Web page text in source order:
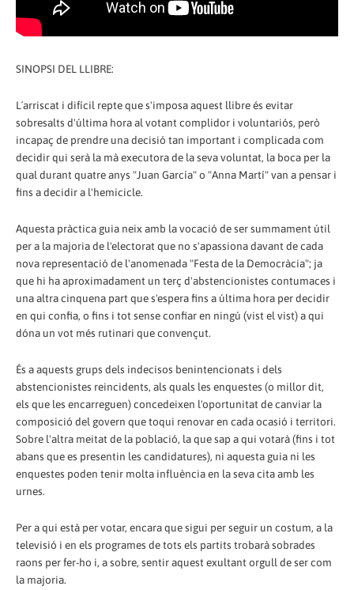
SINOPSI DEL LLIBRE:
L´arriscat i difícil repte que s'imposa aquest llibre és evitar
sobresalts d'última hora al votant complidor i voluntariós, però
incapaç de prendre una decisió tan important i complicada com
decidir qui serà la mà executora de la seva voluntat, la boca per la
qual durant quatre anys "Juan García" o "Anna Martí" van a pensar i
fins a decidir a l'hemicicle.
Aquesta pràctica guia neix amb la vocació de ser summament útil
per a la majoria de l'electorat que no s'apassiona davant de cada
nova representació de l'anomenada "Festa de la Democràcia"; ja
que hi ha aproximadament un terç d'abstencionistes contumaces i
una altra cinquena part que s'espera fins a última hora per decidir
en qui confia, o fins i tot sense confiar en ningú (vist el vist) a qui
dóna un vot més rutinari que convençut.
És a aquests grups dels indecisos benintencionats i dels
abstencionistes reincidents, als quals les enquestes (o millor dit,
els que les encarreguen) concedeixen l'oportunitat de canviar la
composició del govern que toqui renovar en cada ocasió i territori.
Sobre l'altra meitat de la població, la que sap a qui votarà (fins i tot
abans que es presentin les candidatures), ni aquesta guia ni les
enquestes poden tenir molta influència en la seva cita amb les
urnes.
Per a qui està per votar, encara que sigui per seguir un costum, a la
televisió i en els programes de tots els partits trobarà sobrades
raons per fer-ho i, a sobre, sentir aquest exultant orgull de ser com
la majoria.